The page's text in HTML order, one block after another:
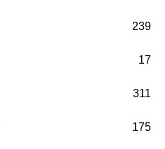
239
17
311
175